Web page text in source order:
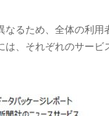
るため、全体の利用
、それぞれのサービ